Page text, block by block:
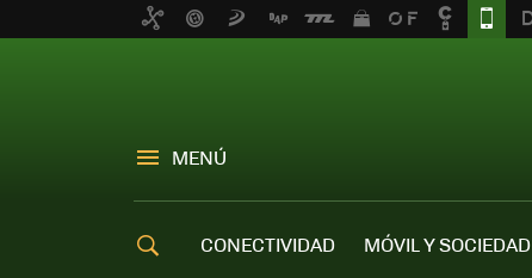
MENÚ
CONECTIVIDAD MÓVIL Y SOCIEDAD